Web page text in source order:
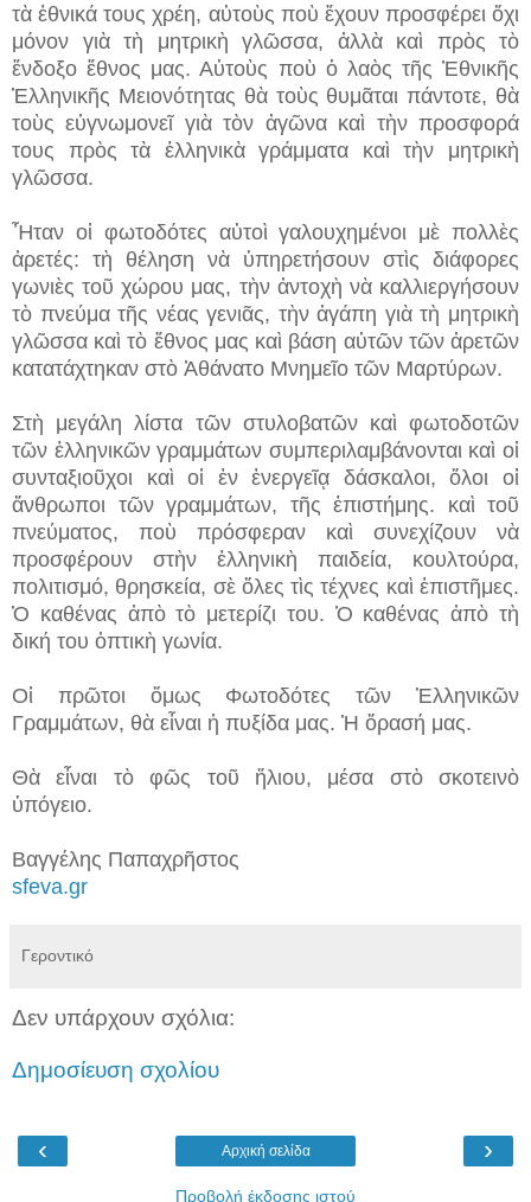
τὰ ἐθνικά τους χρέη, αὐτοὺς ποὺ ἔχουν προσφέρει ὄχι
μόνον γιὰ τὴ μητρικὴ γλῶσσα, ἀλλὰ καὶ πρὸς τὸ
ἔνδοξο ἔθνος μας. Αὐτοὺς ποὺ ὁ λαὸς τῆς Ἐθνικῆς
Ἑλληνικῆς Μειονότητας θὰ τοὺς θυμᾶται πάντοτε, θὰ
τοὺς εὐγνωμονεῖ γιὰ τὸν ἀγῶνα καὶ τὴν προσφορά
τους πρὸς τὰ ἑλληνικὰ γράμματα καὶ τὴν μητρικὴ
γλῶσσα.
Ἦταν οἱ φωτοδότες αὐτοὶ γαλουχημένοι μὲ πολλὲς
ἀρετές: τὴ θέληση νὰ ὑπηρετήσουν στὶς διάφορες
γωνιὲς τοῦ χώρου μας, τὴν ἀντοχὴ νὰ καλλιεργήσουν
τὸ πνεύμα τῆς νέας γενιᾶς, τὴν ἀγάπη γιὰ τὴ μητρικὴ
γλῶσσα καὶ τὸ ἔθνος μας καὶ βάση αὐτῶν τῶν ἀρετῶν
κατατάχτηκαν στὸ Ἀθάνατο Μνημεῖο τῶν Μαρτύρων.
Στὴ μεγάλη λίστα τῶν στυλοβατῶν καὶ φωτοδοτῶν
τῶν ἑλληνικῶν γραμμάτων συμπεριλαμβάνονται καὶ οἱ
συνταξιοῦχοι καὶ οἱ ἐν ἐνεργεῖᾳ δάσκαλοι, ὅλοι οἱ
ἄνθρωποι τῶν γραμμάτων, τῆς ἐπιστήμης. καὶ τοῦ
πνεύματος, ποὺ πρόσφεραν καὶ συνεχίζουν νὰ
προσφέρουν στὴν ἑλληνικὴ παιδεία, κουλτούρα,
πολιτισμό, θρησκεία, σὲ ὅλες τὶς τέχνες καὶ ἐπιστῆμες.
Ὁ καθένας ἀπὸ τὸ μετερίζι του. Ὁ καθένας ἀπὸ τὴ
δική του ὀπτικὴ γωνία.
Οἱ πρῶτοι ὅμως Φωτοδότες τῶν Ἑλληνικῶν
Γραμμάτων, θὰ εἶναι ἡ πυξίδα μας. Ἡ ὅρασή μας.
Θὰ εἶναι τὸ φῶς τοῦ ἥλιου, μέσα στὸ σκοτεινὸ
ὑπόγειο.
Βαγγέλης Παπαχρῆστος
sfeva.gr
Γεροντικό
Δεν υπάρχουν σχόλια:
Δημοσίευση σχολίου
‹ ›
Αρχική σελίδα
Προβολή έκδοσης ιστού